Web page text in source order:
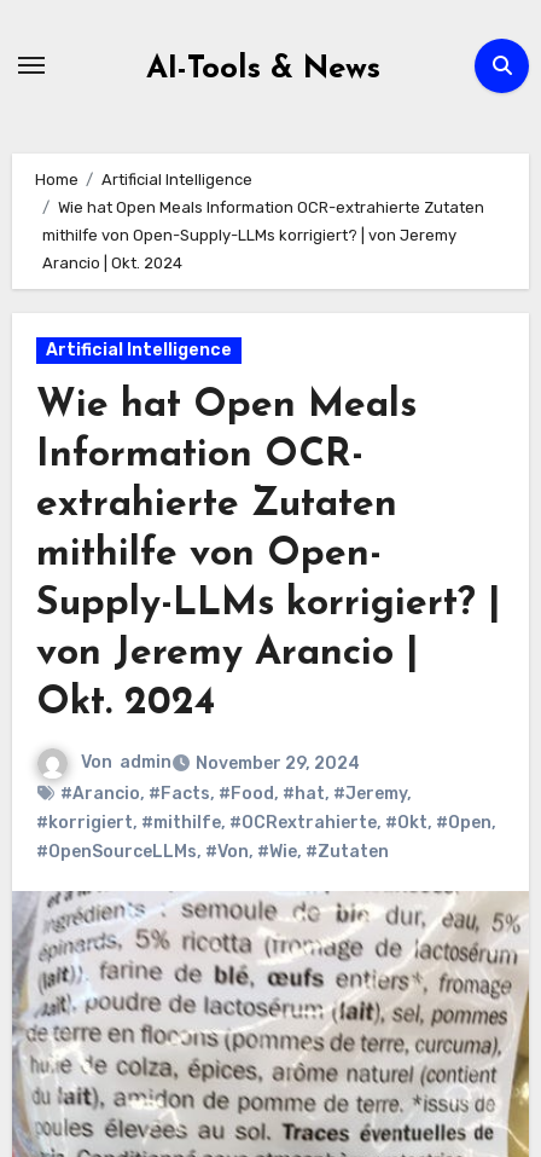
AI-Tools & News
Home
Artificial Intelligence
Wie hat Open Meals Information OCR-extrahierte Zutaten
mithilfe von Open-Supply-LLMs korrigiert? | von Jeremy
Arancio | Okt. 2024
Artificial Intelligence
Wie hat Open Meals
Information OCR-
extrahierte Zutaten
mithilfe von Open-
Supply-LLMs korrigiert? |
von Jeremy Arancio |
Okt. 2024
Von admin
November 29, 2024
#Arancio, #Facts, #Food, #hat, #Jeremy,
#korrigiert, #mithilfe, #OCRextrahierte, #Okt, #Open,
#OpenSourceLLMs, #Von, #Wie, #Zutaten